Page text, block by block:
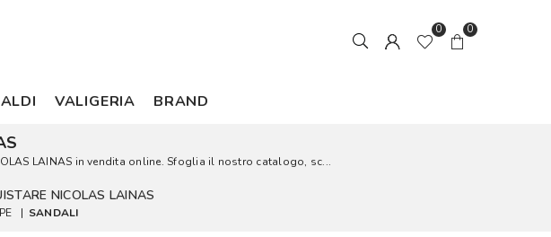
0 0
VALIGERIA BRAND
LAINAS in vendita online. Sfoglia il nostro catalogo, sc...
NICOLAS LAINAS
| SANDALI